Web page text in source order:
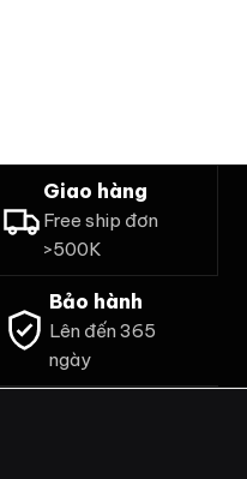
Giao hàng
Free ship đơn
>500K
Bảo hành
Lên đến 365
ngày